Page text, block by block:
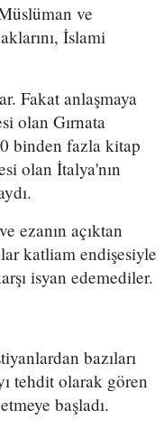
ve
İslami
Fakat anlaşmaya
olan Gırnata
binden fazla kitap
olan İtalya'nın
ezanın açıktan
katliam endişesiyle
isyan edemediler.
bazıları
tehdit olarak gören
başladı.